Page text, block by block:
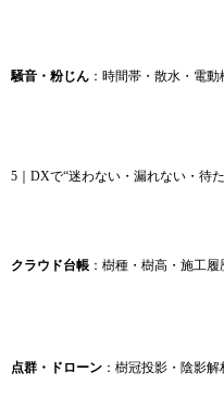
騒音・粉じん ：時間帯・散水・電
5｜DXで“迷わない・漏れない・待
クラウド台帳 ：樹種・樹高・施工
点群・ドローン ：樹冠投影・陰影解